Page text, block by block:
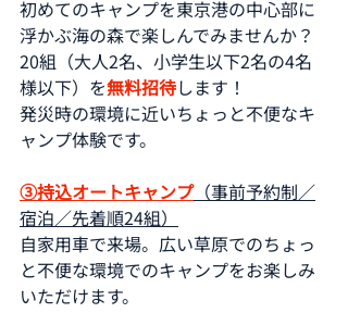
初めてのキャンプを東京港の中心部に
浮かぶ海の森で楽しんでみませんか？
20組（大人2名、小学生以下2名の4名
様以下）を無料招待します！
発災時の環境に近いちょっと不便なキ
ャンプ体験です。
③持込オートキャンプ（事前予約制／
宿泊／先着順24組）
自家用車で来場。広い草原でのちょっ
と不便な環境でのキャンプをお楽しみ
いただけます。